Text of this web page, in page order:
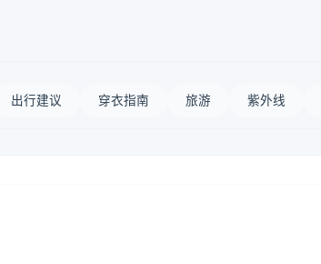
出行建议 穿衣指南 旅游 紫外线